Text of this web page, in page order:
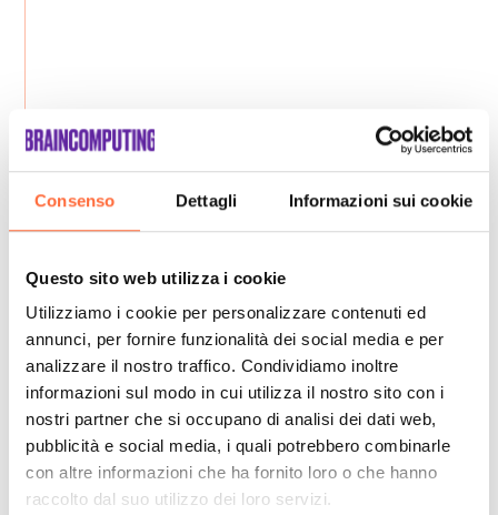
Consenso Dettagli Informazioni sui cookie
Questo sito web utilizza i cookie
Utilizziamo i cookie per personalizzare contenuti ed
annunci, per fornire funzionalità dei social media e per
analizzare il nostro traffico. Condividiamo inoltre
informazioni sul modo in cui utilizza il nostro sito con i
nostri partner che si occupano di analisi dei dati web,
pubblicità e social media, i quali potrebbero combinarle
con altre informazioni che ha fornito loro o che hanno
raccolto dal suo utilizzo dei loro servizi.